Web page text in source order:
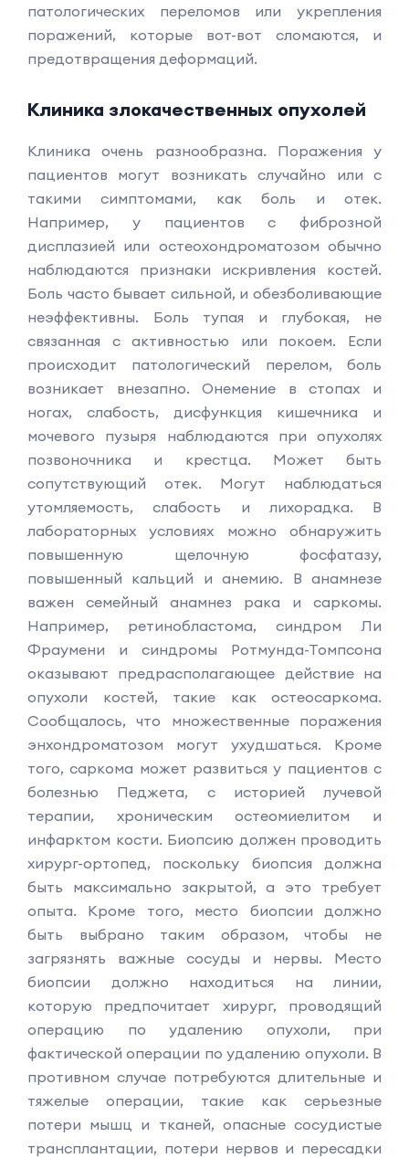
патологических переломов или укрепления
поражений, которые вот-вот сломаются, и
предотвращения деформаций.
Клиника злокачественных опухолей
Клиника очень разнообразна. Поражения у
пациентов могут возникать случайно или с
такими симптомами, как боль и отек.
Например, у пациентов с фиброзной
дисплазией или остеохондроматозом обычно
наблюдаются признаки искривления костей.
Боль часто бывает сильной, и обезболивающие
неэффективны. Боль тупая и глубокая, не
связанная с активностью или покоем. Если
происходит патологический перелом, боль
возникает внезапно. Онемение в стопах и
ногах, слабость, дисфункция кишечника и
мочевого пузыря наблюдаются при опухолях
позвоночника и крестца. Может быть
сопутствующий отек. Могут наблюдаться
утомляемость, слабость и лихорадка. В
лабораторных условиях можно обнаружить
повышенную щелочную фосфатазу,
повышенный кальций и анемию. В анамнезе
важен семейный анамнез рака и саркомы.
Например, ретинобластома, синдром Ли
Фраумени и синдромы Ротмунда-Томпсона
оказывают предрасполагающее действие на
опухоли костей, такие как остеосаркома.
Сообщалось, что множественные поражения
энхондроматозом могут ухудшаться. Кроме
того, саркома может развиться у пациентов с
болезнью Педжета, с историей лучевой
терапии, хроническим остеомиелитом и
инфарктом кости. Биопсию должен проводить
хирург-ортопед, поскольку биопсия должна
быть максимально закрытой, а это требует
опыта. Кроме того, место биопсии должно
быть выбрано таким образом, чтобы не
загрязнять важные сосуды и нервы. Место
биопсии должно находиться на линии,
которую предпочитает хирург, проводящий
операцию по удалению опухоли, при
фактической операции по удалению опухоли. В
противном случае потребуются длительные и
тяжелые операции, такие как серьезные
потери мышц и тканей, опасные сосудистые
трансплантации, потери нервов и пересадки